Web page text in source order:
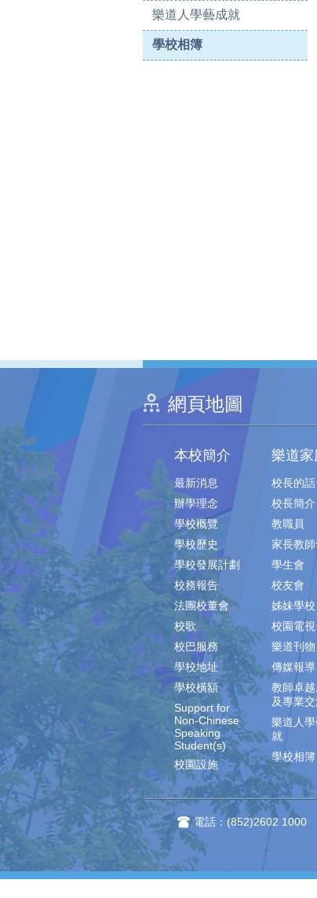
樂道人學藝成就
學校相簿
網頁地圖
本校簡介
最新消息
辦學理念
學校概覽
學校歷史
學校發展計劃
校務報告
法團校董會
校歌
校巴服務
學校地址
學校橫額
Support for
Non-Chinese
Speaking
Student(s)
校園設施
樂道家
校長的話
校長簡介
教職員
家長教師
學生會
校友會
姊妹學校
校園電視
樂道刊物
傳媒報導
教師卓
及專業
樂道人
就
學校相簿
電話：(852)2602 1000